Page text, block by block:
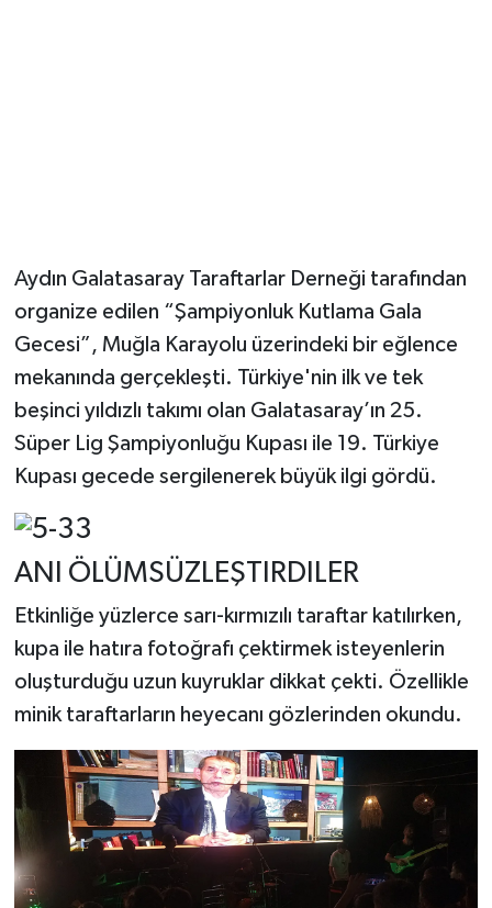
Aydın Galatasaray Taraftarlar Derneği tarafından
organize edilen “Şampiyonluk Kutlama Gala
Gecesi”, Muğla Karayolu üzerindeki bir eğlence
mekanında gerçekleşti. Türkiye'nin ilk ve tek
beşinci yıldızlı takımı olan Galatasaray’ın 25.
Süper Lig Şampiyonluğu Kupası ile 19. Türkiye
Kupası gecede sergilenerek büyük ilgi gördü.
ANI ÖLÜMSÜZLEŞTIRDILER
Etkinliğe yüzlerce sarı-kırmızılı taraftar katılırken,
kupa ile hatıra fotoğrafı çektirmek isteyenlerin
oluşturduğu uzun kuyruklar dikkat çekti. Özellikle
minik taraftarların heyecanı gözlerinden okundu.